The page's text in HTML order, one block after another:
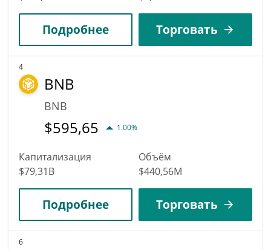
Подробнее Торговать
4
BNB
BNB
$595,65 1.00%
Капитализация
$79,31B
Объём
$440,56M
Подробнее Торговать
6